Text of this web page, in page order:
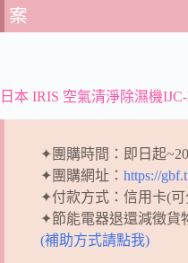
案
日本 IRIS 空氣清淨除濕機
✦團購時間：即日起
✦團購網址： https://
✦付款方式：信用卡(
✦節能電器退還減徵貨
(補助方式請點我)